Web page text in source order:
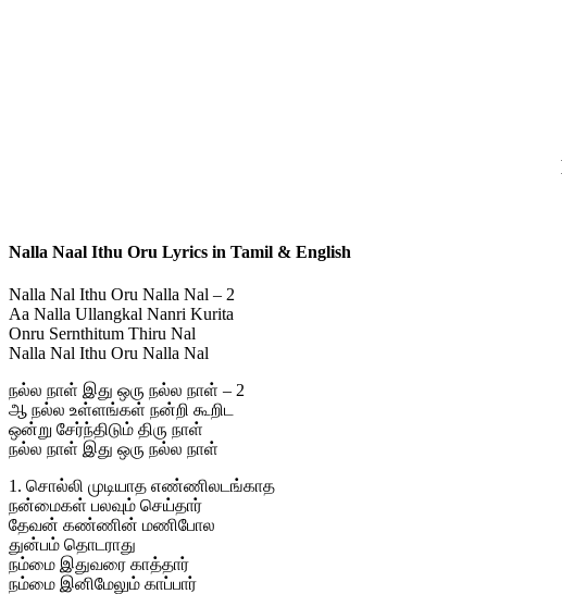
Nalla Naal Ithu Oru Lyrics in Tamil & English
Nalla Nal Ithu Oru Nalla Nal – 2
Aa Nalla Ullangkal Nanri Kurita
Onru Sernthitum Thiru Nal
Nalla Nal Ithu Oru Nalla Nal
நல்ல நாள் இது ஒரு நல்ல நாள் – 2
ஆ நல்ல உள்ளங்கள் நன்றி கூறிட
ஒன்று சேர்ந்திடும் திரு நாள்
நல்ல நாள் இது ஒரு நல்ல நாள்
1. சொல்லி முடியாத எண்ணிலடங்காத
நன்மைகள் பலவும் செய்தார்
தேவன் கண்ணின் மணிபோல
துன்பம் தொடராது
நம்மை இதுவரை காத்தார்
நம்மை இனிமேலும் காப்பார்